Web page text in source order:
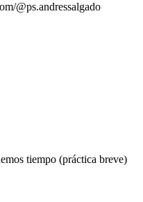
@ps.andressalgado
tiempo (práctica breve)